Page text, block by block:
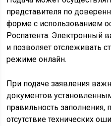
представителя по
форме с использованием
Роспатента. Электронный
и позволяет отслеживать
режиме онлайн.
При подаче заявления
документов
правильность заполнения,
отсутствие технических